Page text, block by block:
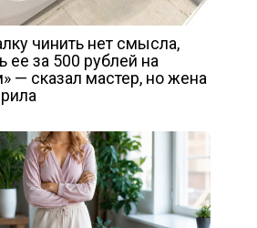
чинить нет смысла,
ее за 500 рублей на
— сказал мастер, но жена